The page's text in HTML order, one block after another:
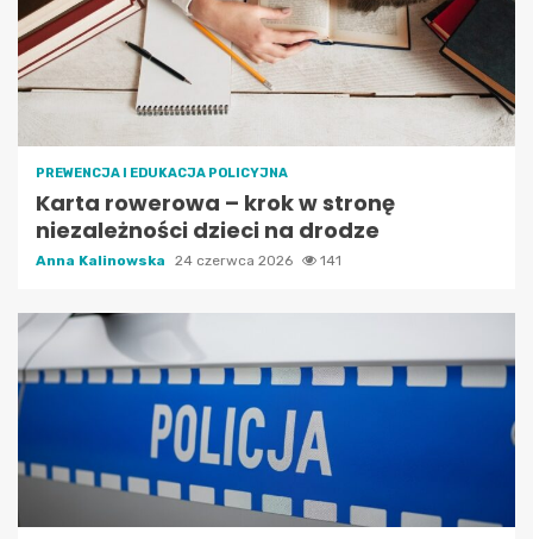
PREWENCJA I EDUKACJA POLICYJNA
Karta rowerowa – krok w stronę
niezależności dzieci na drodze
Anna Kalinowska 24 czerwca 2026 141